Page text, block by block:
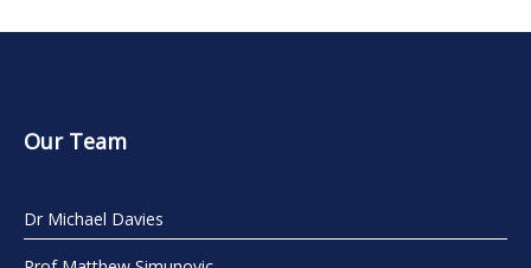
Our Team
Dr Michael Davies